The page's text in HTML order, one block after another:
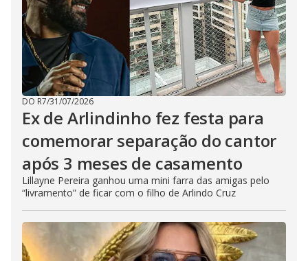
DO R7/31/07/2026
Ex de Arlindinho fez festa para
comemorar separação do cantor
após 3 meses de casamento
Lillayne Pereira ganhou uma mini farra das amigas pelo
“livramento” de ficar com o filho de Arlindo Cruz